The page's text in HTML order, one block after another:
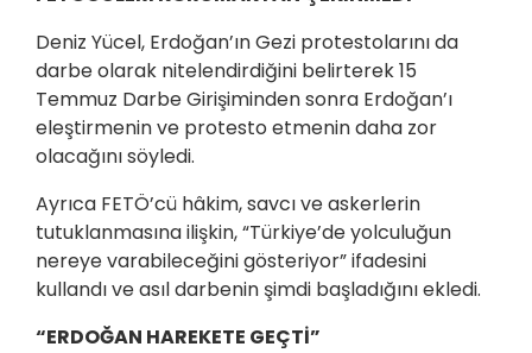
Deniz Yücel, Erdoğan’ın Gezi protestolarını da
darbe olarak nitelendirdiğini belirterek 15
Temmuz Darbe Girişiminden sonra Erdoğan’ı
eleştirmenin ve protesto etmenin daha zor
olacağını söyledi.
Ayrıca FETÖ’cü hâkim, savcı ve askerlerin
tutuklanmasına ilişkin, “Türkiye’de yolculuğun
nereye varabileceğini gösteriyor” ifadesini
kullandı ve asıl darbenin şimdi başladığını ekledi.
“ERDOĞAN HAREKETE GEÇTİ”